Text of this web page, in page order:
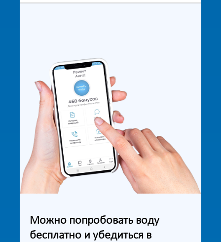
Можно попробовать воду
бесплатно и убедиться в